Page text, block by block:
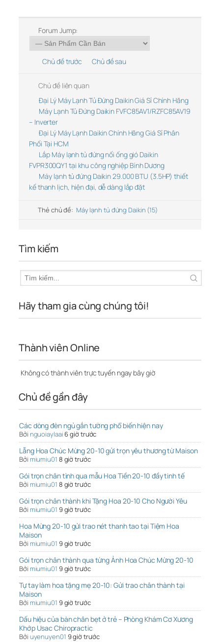
Forum Jump:
Chủ đề trước Chủ đề sau
Chủ đề liên quan
Đại Lý Máy Lạnh Tủ Đứng Daikin Giá Sỉ Chính Hãng
Máy Lạnh Tủ Đứng Daikin FVFC85AV1/RZFC85AV19
– Inverter
Đại Lý Máy Lạnh Daikin Chính Hãng Giá Sỉ Phân
Phối Tại HCM
Lắp Máy lạnh tủ đứng nối ống gió Daikin
FVPR300QY1 tại khu công nghiệp Bình Dương
Máy lạnh tủ đứng Daikin 29.000 BTU (3.5HP) thiết
kế thanh lịch, hiện đại, dễ dàng lắp đặt
Thẻ chủ đề: Máy lạnh tủ đứng Daikin (15)
Tìm kiếm
Hãy tham gia cùng chúng tôi!
Thành viên Online
Không có thành viên trực tuyến ngay bây giờ
Chủ đề gần đây
Các dòng đèn ngủ gắn tường phổ biến hiện nay
Bởi nguoiaylaai 6 giờ trước
Lẵng Hoa Chúc Mừng 20-10 gửi trọn yêu thương từ Maison
Bởi miumiu01 8 giờ trước
Gói trọn chân tình qua mẫu Hoa Tiền 20-10 đầy tinh tế
Bởi miumiu01 8 giờ trước
Gói trọn chân thành khi Tặng Hoa 20-10 Cho Người Yêu
Bởi miumiu01 9 giờ trước
Hoa Mừng 20-10 gửi trao nét thanh tao tại Tiệm Hoa
Maison
Bởi miumiu01 9 giờ trước
Gói trọn chân thành qua từng Ảnh Hoa Chúc Mừng 20-10
Bởi miumiu01 9 giờ trước
Tự tay làm hoa tặng mẹ 20-10: Gửi trao chân thành tại
Maison
Bởi miumiu01 9 giờ trước
Dấu hiệu của bàn chân bẹt ở trẻ – Phòng Khám Cơ Xương
Khớp Usac Chiropractic
Bởi uyenuyen01 9 giờ trước